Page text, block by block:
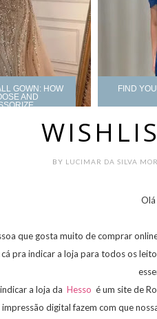
GOWN: HOW
AND
FIND
BY LUCIMAR DA SILVA
que gosta muito de comprar
pra indicar a loja para todos os
a loja da Hesso é um site de
digital fazem com que